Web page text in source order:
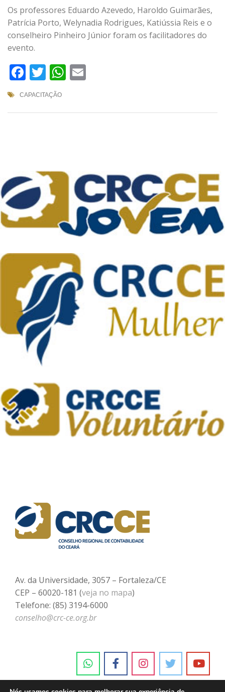
Os professores Eduardo Azevedo, Haroldo Guimarães,
Patrícia Porto, Welynadia Rodrigues, Katiússia Reis e o
conselheiro Pinheiro Júnior foram os facilitadores do
evento.
Facebook
TwitterWhatsApp
CAPACITAÇÃO
Av. da Universidade, 3057 – Fortaleza/CE
CEP – 60020-181 (veja no mapa)
Telefone: (85) 3194-6000
conselho@crc-ce.org.br